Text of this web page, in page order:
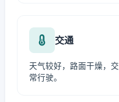
交通
天气较好，路面干燥，
常行驶。